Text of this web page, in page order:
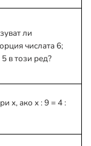
ли
числата 6;
в този ред?
x, ако x : 9 = 4 :